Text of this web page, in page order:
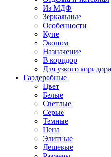
Из МДФ
Зеркальные
Особенности
Купе
Эконом
Назначение
В коридор
Для узкого коридора
Гардеробные
Цвет
Белые
Светлые
Серые
Темные
Цена
Элитные
Дешевые